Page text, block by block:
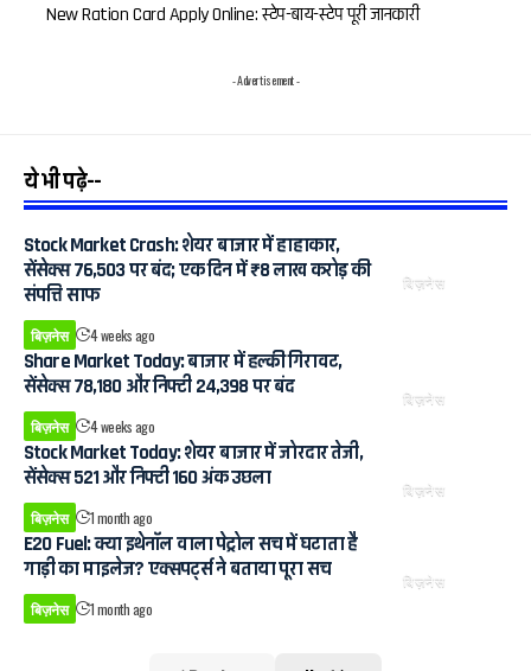
New Ration Card Apply Online: स्टेप-बाय-स्टेप पूरी जानकारी
- Advertisement -
ये भी पढ़े--
बिज़नेस
Stock Market Crash: शेयर बाजार में हाहाकार,
सेंसेक्स 76,503 पर बंद; एक दिन में ₹8 लाख करोड़ की
संपत्ति साफ
बिज़नेस 4 weeks ago
बिज़नेस
Share Market Today: बाजार में हल्की गिरावट,
सेंसेक्स 78,180 और निफ्टी 24,398 पर बंद
बिज़नेस 4 weeks ago
बिज़नेस
Stock Market Today: शेयर बाजार में जोरदार तेजी,
सेंसेक्स 521 और निफ्टी 160 अंक उछला
बिज़नेस 1 month ago
बिज़नेस
E20 Fuel: क्या इथेनॉल वाला पेट्रोल सच में घटाता है
गाड़ी का माइलेज? एक्सपर्ट्स ने बताया पूरा सच
बिज़नेस 1 month ago